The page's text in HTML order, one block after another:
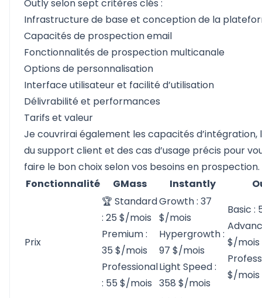
Outly selon sept critères clés :
Infrastructure de base et conception de la
Capacités de prospection email
Fonctionnalités de prospection multicanale
Options de personnalisation
Interface utilisateur et facilité d’utilisation
Délivrabilité et performances
Tarifs et valeur
Je couvrirai également les capacités d’intégration,
du support client et des cas d’usage précis pour
faire le bon choix selon vos besoins en prospection.
Fonctionnalité
GMass Instantly
Prix
🏆 Standard
: 25 $/mois
Premium :
35 $/mois
Professional
: 55 $/mois
Growth : 37
$/mois
Hypergrowth :
97 $/mois
Light Speed :
358 $/mois
Basic :
$/mois
$/mois